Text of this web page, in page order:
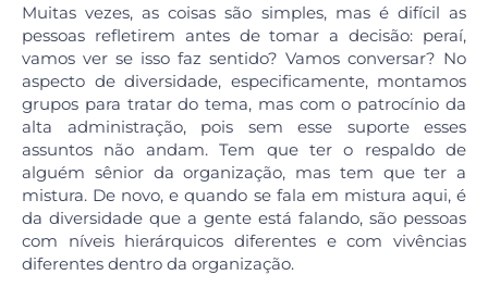
Muitas vezes, as coisas são simples, mas é difícil as
pessoas refletirem antes de tomar a decisão: peraí,
vamos ver se isso faz sentido? Vamos conversar? No
aspecto de diversidade, especificamente, montamos
grupos para tratar do tema, mas com o patrocínio da
alta administração, pois sem esse suporte esses
assuntos não andam. Tem que ter o respaldo de
alguém sênior da organização, mas tem que ter a
mistura. De novo, e quando se fala em mistura aqui, é
da diversidade que a gente está falando, são pessoas
com níveis hierárquicos diferentes e com vivências
diferentes dentro da organização.